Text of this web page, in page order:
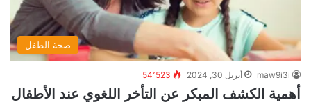
صحة الطفل
maw9i3i أبريل 30, 2024 54٬523
أهمية الكشف المبكر عن التأخر اللغوي عند الأطفال